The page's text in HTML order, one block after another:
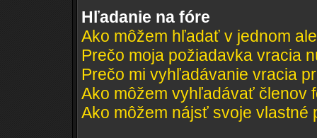
Hľadanie na fóre
Ako môžem hľadať v jednom
Prečo moja požiadavka vracia
Prečo mi vyhľadávanie vracia
Ako môžem vyhľadávať členov
Ako môžem nájsť svoje vlastné